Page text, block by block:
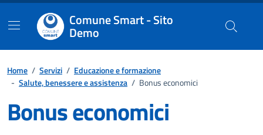
Comune Smart - Sito
Demo
Home / Servizi / Educazione e formazione
- Salute, benessere e assistenza / Bonus economici
Bonus economici